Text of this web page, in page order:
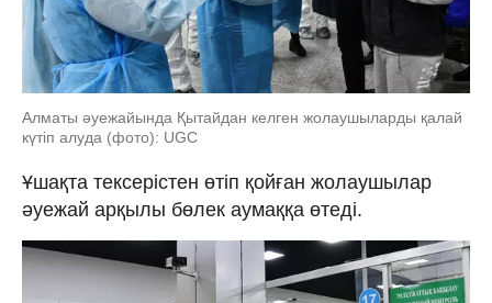
Алматы әуежайында Қытайдан келген жолаушыларды қалай
күтіп алуда (фото): UGC
Ұшақта тексерістен өтіп қойған жолаушылар
әуежай арқылы бөлек аумаққа өтеді.